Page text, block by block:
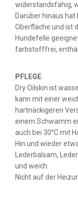
widerstandsfähig,
Darüber hinaus
Oberfläche und ist
Hundefelle
farbstofffrei,
PFLEGE
Dry Oilskin ist
kann mit einer
hartnäckigeren
einem Schwamm
auch bei 30°C mit
Hin und wieder
Lederbalsam,
und weich.
Nicht auf der